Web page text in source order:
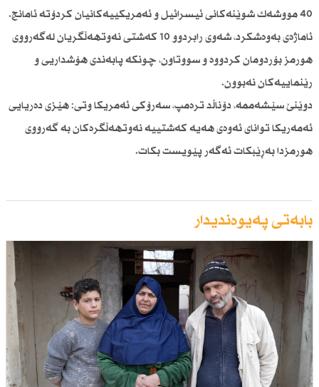
40 مووشەك شوێنەكانی ئیسرائیل و ئەمریكییەكانیان كردۆتە ئامانج.
ئاماژەی بەوەشكرد، شەوی رابردوو 10 كەشتی نەوتهەڵگریان لەگەرووی
هورمز بۆردومان كردووە و سووتاون، چونكە پابەندی هۆشداریی و
رێنماییەكان نەبوون.
دوێنێ سێشەممە، دۆناڵد ترەمپ، سەرۆكی ئەمریكا وتی: هێزی دەریایی
ئەمەریكا توانای ئەوەی هەیە كەشتییە نەوتهەڵگرەكان بە گەرووی
هورمزدا بەڕێبكات ئەگەر پێویست بكات.
بابەتی پەیوەندیدار